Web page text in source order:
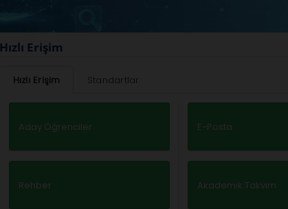
Hızlı Erişim
Hızlı Erişim Standartlar
Aday Öğrenciler E-Posta
Rehber Akademik Takvim